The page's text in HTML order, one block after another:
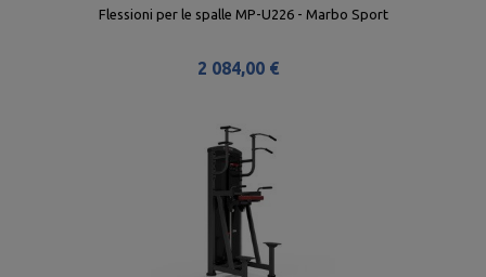
Flessioni per le spalle MP-U226 - Marbo Sport
2 084,00 €